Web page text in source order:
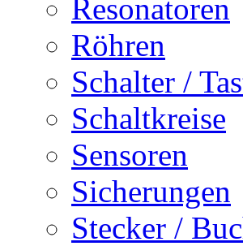
Resonatoren
Röhren
Schalter /
Schaltkreise
Sensoren
Sicherungen
Stecker /